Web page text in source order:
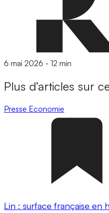
6 mai 2026 - 12 min
Plus d’articles sur
Presse Economie
Lin : surface française en